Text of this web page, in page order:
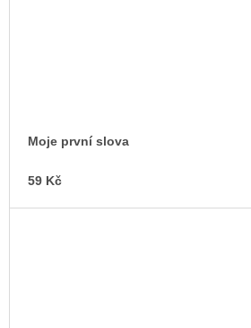
Moje první slova
59 Kč